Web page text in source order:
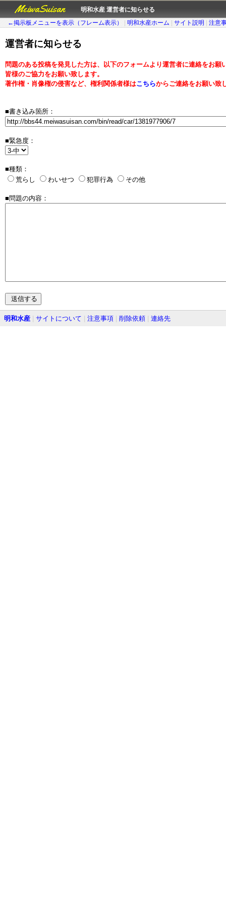
MeiwaSuisan
明和水産 運営者に知らせる
←掲示板メニューを表示（フレーム表示）
明和水産ホーム サイト説明 注意
運営者に知らせる
問題のある投稿を発見した方は、以下のフォームより運営者に連絡をお願
皆様のご協力をお願い致します。
著作権・肖像権の侵害など、権利関係者様はこちらからご連絡をお願い致
■書き込み箇所：
■緊急度：
■種類：
荒らし
わいせつ 犯罪行為 その他
■問題の内容：
明和水産 サイトについて 注意事項 削除依頼 連絡先